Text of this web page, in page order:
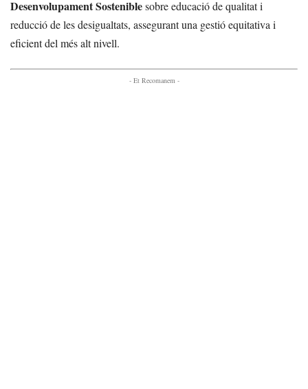
Desenvolupament Sosteniblesobre educació de qualitat i
reducció de les desigualtats, assegurant una gestió equitativa i
eficient del més alt nivell.
- Et Recomanem -